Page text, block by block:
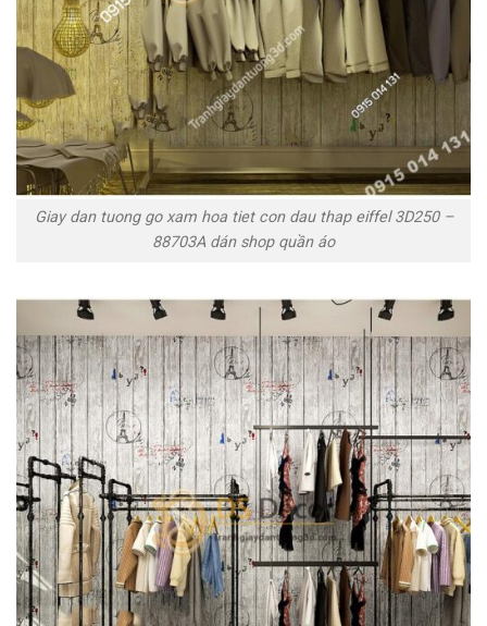
Giay dan tuong go xam hoa tiet con dau thap eiffel 3D250 –
88703A dán shop quần áo